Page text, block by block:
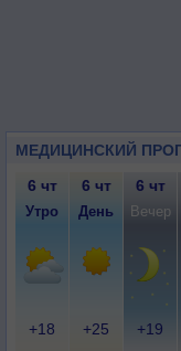
МЕДИЦИНСКИЙ
6 чт 6 чт 6 чт
Утро День Вечер
+18 +25 +19